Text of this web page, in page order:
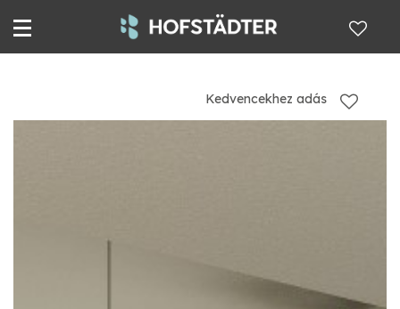
Kedvencekhez adás